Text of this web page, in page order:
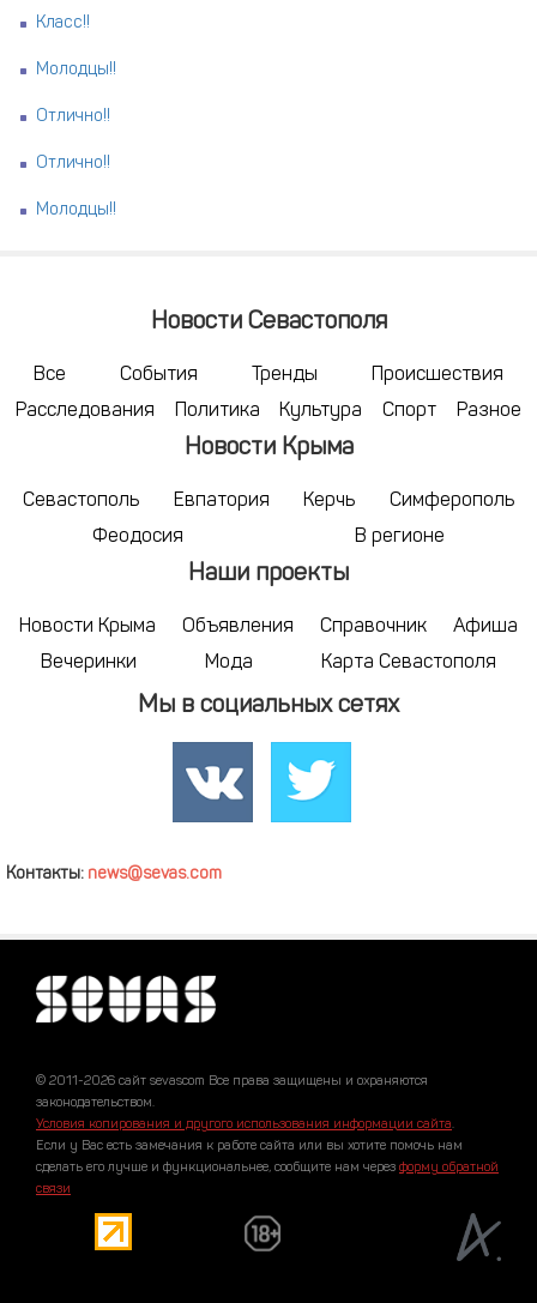
Класс!!
Молодцы!!
Отлично!!
Отлично!!
Молодцы!!
Новости Севастополя
Все События Тренды
Происшествия
Расследования
Политика Культура Спорт Разное
Новости Крыма
Севастополь Евпатория Керчь
Симферополь
Феодосия
В регионе
Наши проекты
Новости Крыма Объявления Справочник
Афиша
Вечеринки
Мода Карта Севастополя
Мы в социальных сетях
Контакты: news@sevas.com
© 2011-2026 сайт sevascom Все права защищены и охраняются
законодательством.
Условия копирования и другого использования информации сайта.
Если у Вас есть замечания к работе сайта или вы хотите помочь нам
сделать его лучше и функциональнее, сообщите нам через форму обратной
связи